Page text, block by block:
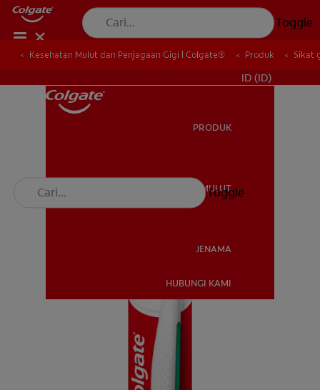
Toggle
ID (ID)
PRODUK
KESEHATAN MULUT
JENAMA
HUBUNGI KAMI
Toggle
Kesehatan Mulut dan Penjagaan Gigi | Colgate® Produk Sikat